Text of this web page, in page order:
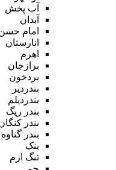
آب پخش
آبدان
امام حسن
انارستان
اهرم
برازجان
بردخون
بندردیر
بندردیلم
بندر ریگ
بندر کنگان
بندر گناوه
بنک
تنگ ارم